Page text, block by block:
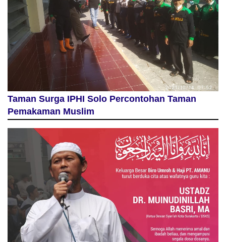
Taman Surga IPHI Solo Percontohan Taman
Pemakaman Muslim